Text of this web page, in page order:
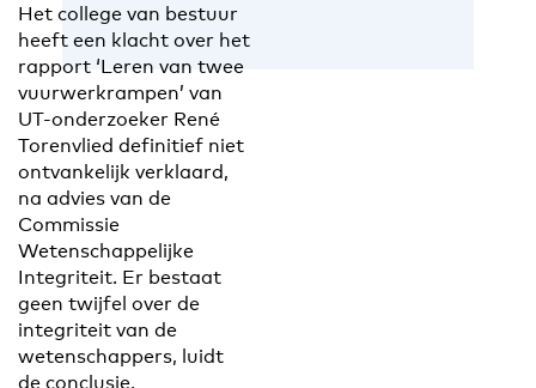
Het college van bestuur
heeft een klacht over het
rapport ‘Leren van twee
vuurwerkrampen’ van
UT-onderzoeker René
Torenvlied definitief niet
ontvankelijk verklaard,
na advies van de
Commissie
Wetenschappelijke
Integriteit. Er bestaat
geen twijfel over de
integriteit van de
wetenschappers, luidt
de conclusie.